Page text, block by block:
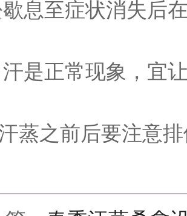
息至症状消失后
是正常现象，宜
蒸之前后要注意